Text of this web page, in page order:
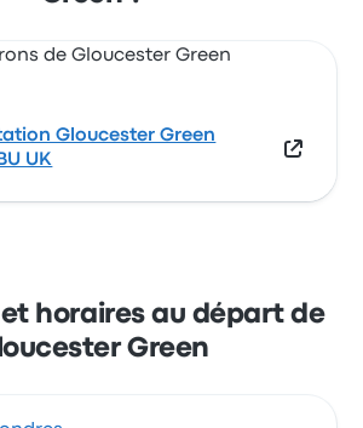
Gloucester Green
UK
horaires au départ de
Green